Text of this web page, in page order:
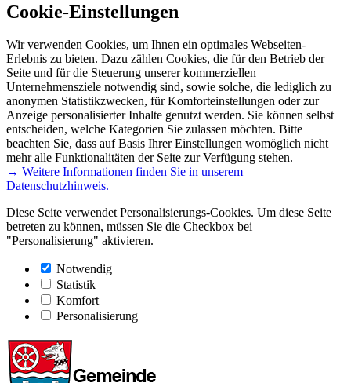
Cookie-Einstellungen
Wir verwenden Cookies, um Ihnen ein optimales Webseiten-
Erlebnis zu bieten. Dazu zählen Cookies, die für den Betrieb der
Seite und für die Steuerung unserer kommerziellen
Unternehmensziele notwendig sind, sowie solche, die lediglich zu
anonymen Statistikzwecken, für Komforteinstellungen oder zur
Anzeige personalisierter Inhalte genutzt werden. Sie können selbst
entscheiden, welche Kategorien Sie zulassen möchten. Bitte
beachten Sie, dass auf Basis Ihrer Einstellungen womöglich nicht
mehr alle Funktionalitäten der Seite zur Verfügung stehen.
→ Weitere Informationen finden Sie in unserem
Datenschutzhinweis.
Diese Seite verwendet Personalisierungs-Cookies. Um diese Seite
betreten zu können, müssen Sie die Checkbox bei
"Personalisierung" aktivieren.
Notwendig
Statistik
Komfort
Personalisierung